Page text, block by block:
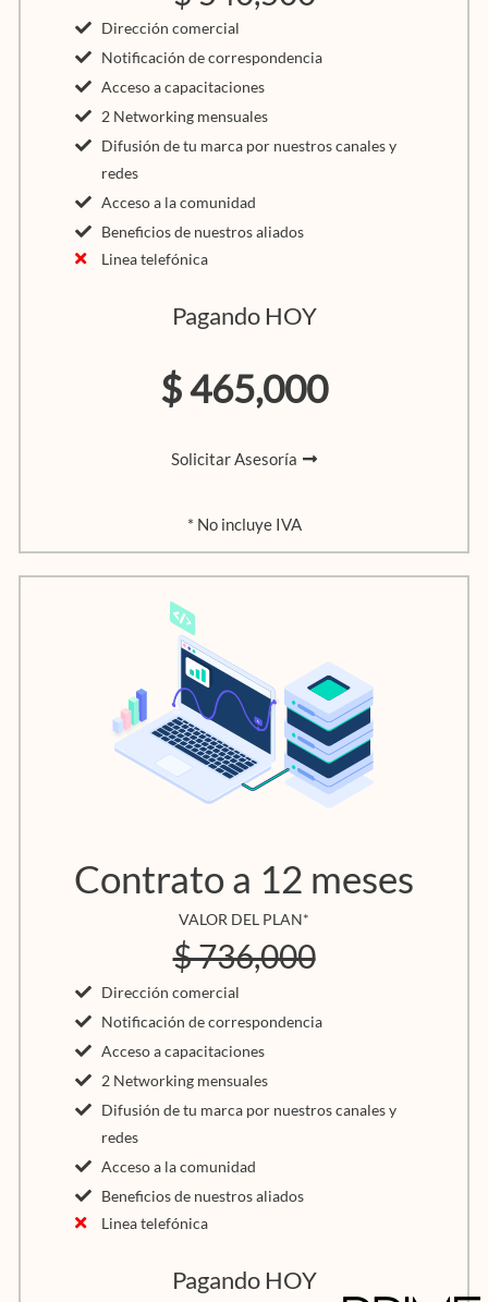
Dirección comercial
Notificación de correspondencia
Acceso a capacitaciones
2 Networking mensuales
Difusión de tu marca por nuestros canales y
redes
Acceso a la comunidad
Beneficios de nuestros aliados
Linea telefónica
Pagando HOY
$ 465,000
Solicitar Asesoría
* No incluye IVA
Contrato a 12 meses
VALOR DEL PLAN*
$ 736,000
Dirección comercial
Notificación de correspondencia
Acceso a capacitaciones
2 Networking mensuales
Difusión de tu marca por nuestros canales y
redes
Acceso a la comunidad
Beneficios de nuestros aliados
Linea telefónica
Pagando HOY